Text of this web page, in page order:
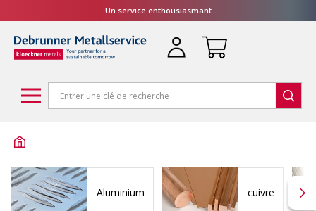
Un service enthousiasmant
Aluminium cuivre